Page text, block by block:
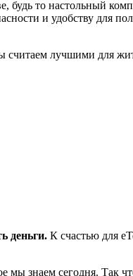
то настольный
и удобству для
считаем лучшими для
деньги. К счастью для
мы знаем сегодня.